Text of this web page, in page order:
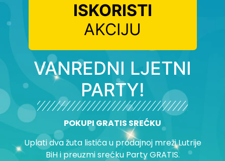
ISKORISTI
AKCIJU
VANREDNI LJETNI
PARTY!
POKUPI GRATIS SREĆKU
Uplati dva žuta listića u prodajnoj mreži Lutrije
BiH i preuzmi srećku Party GRATIS.